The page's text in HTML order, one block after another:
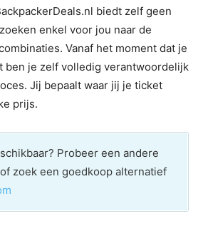
biedt zelf geen
enkel voor jou naar de
Vanaf het moment dat je
ben je zelf volledig verantwoordelijk
Jij bepaalt waar jij je ticket
prijs.
Probeer een andere
zoek een goedkoop alternatief